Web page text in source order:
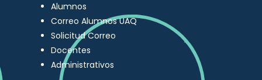
Alumnos
Correo Alumnos UAQ
Solicitud Correo
Docentes
Administrativos